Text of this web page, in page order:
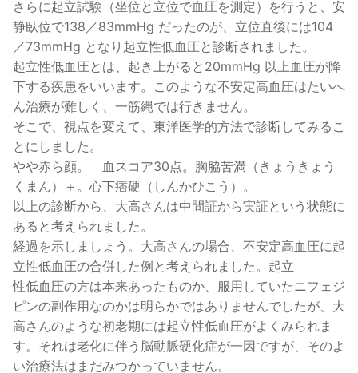
さらに起立試験（坐位と立位で血圧を測定）を行うと、安
静臥位で138／83mmHg だったのが、立位直後には104
／73mmHg となり起立性低血圧と診断されました。
起立性低血圧とは、起き上がると20mmHg 以上血圧が降
下する疾患をいいます。このような不安定高血圧はたいへ
ん治療が難しく、一筋縄では行きません。
そこで、視点を変えて、東洋医学的方法で診断してみるこ
とにしました。
やや赤ら顔。 血スコア30点。胸脇苦満（きょうきょう
くまん）＋。心下痞硬（しんかひこう）。
以上の診断から、大高さんは中間証から実証という状態に
あると考えられました。
経過を示しましょう。大高さんの場合、不安定高血圧に起
立性低血圧の合併した例と考えられました。起立
性低血圧の方は本来あったものか、服用していたニフェジ
ピンの副作用なのかは明らかではありませんでしたが、大
高さんのような初老期には起立性低血圧がよくみられま
す。それは老化に伴う脳動脈硬化症が一因ですが、そのよ
い治療法はまだみつかっていません。